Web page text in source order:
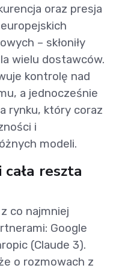
oraz presja
– skłoniły
wielu dostawców.
kontrolę nad
a jednocześnie
rynku, który coraz
i
modeli.
reszta
co najmniej
Google
(Claude 3).
o rozmowach z